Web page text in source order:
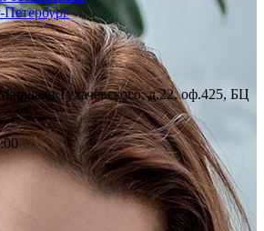
Тухачевского, д.22, оф.425, БЦ